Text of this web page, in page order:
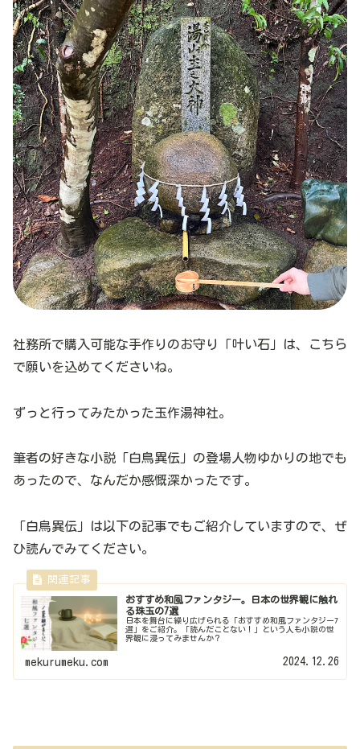
社務所で購入可能な手作りのお守り「叶い石」は、こちら
で願いを込めてくださいね。
ずっと行ってみたかった玉作湯神社。
筆者の好きな小説「白鳥異伝」の登場人物ゆかりの地でも
あったので、なんだか感慨深かったです。
「白鳥異伝」は以下の記事でもご紹介していますので、ぜ
ひ読んでみてください。
おすすめ和風ファンタジー。日本の世界観に触れ
る珠玉の7選
日本を舞台に繰り広げられる「おすすめ和風ファンタジー7
選」をご紹介。「読んだことない！」という人も小説の世
界観に浸ってみませんか？
mekurumeku.com 2024.12.26